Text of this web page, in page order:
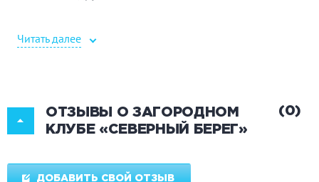
где можно покататься на горных лыжах, сноуборде. К
услугам гостей прокат ватрушек для веселой езды с
прогулки приглашают в любое время года.
На территории «Северного берега» есть пекарня с
В загородном клубе гостей ждут четыре бани на дровах,
Читать далее
ОТЗЫВЫ О ЗАГОРОДНОМ
КЛУБЕ «СЕВЕРНЫЙ БЕРЕГ»
(0)
ДОБАВИТЬ СВОЙ ОТЗЫВ